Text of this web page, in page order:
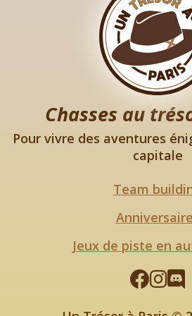
Chasses au
Pour vivre des aventures
capitale
Team
Jeux de piste en